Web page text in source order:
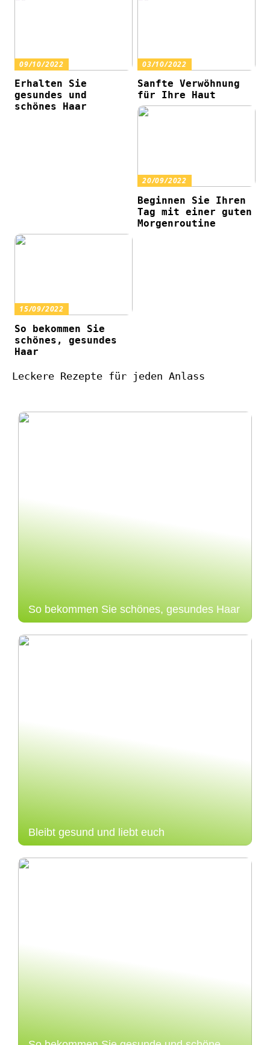
09/10/2022
Erhalten Sie
gesundes und
schönes Haar
03/10/2022
Sanfte Verwöhnung
für Ihre Haut
20/09/2022
Beginnen Sie Ihren
Tag mit einer guten
Morgenroutine
15/09/2022
So bekommen Sie
schönes, gesundes
Haar
Leckere Rezepte für jeden Anlass
So bekommen Sie schönes, gesundes Haar
Bleibt gesund und liebt euch